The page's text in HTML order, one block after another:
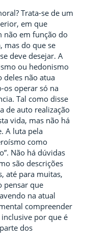
Trata-se de um
em que
não em função do
mas do que se
deve desejar. A
ou hedonismo
deles não atua
os operar só na
Tal como disse
de auto realização
vida, mas não há
A luta pela
como
Não há dúvidas
são descrições
até para muitas,
pensar que
na atual
compreender
por que é
dos